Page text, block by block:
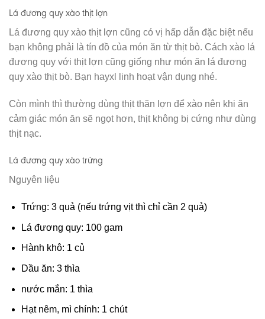
Lá đương quy xào thịt lợn
Lá đương quy xào thịt lợn cũng có vị hấp dẫn đặc biệt nếu
bạn không phải là tín đồ của món ăn từ thịt bò. Cách xào lá
đương quy với thịt lợn cũng giống như món ăn lá đương
quy xào thịt bò. Bạn hayxl linh hoạt vận dụng nhé.
Còn mình thì thường dùng thịt thăn lợn để xào nên khi ăn
cảm giác món ăn sẽ ngọt hơn, thịt không bị cứng như dùng
thịt nạc.
Lá đương quy xào trứng
Nguyên liệu
Trứng: 3 quả (nếu trứng vịt thì chỉ cần 2 quả)
Lá đương quy: 100 gam
Hành khô: 1 củ
Dầu ăn: 3 thìa
nước mắn: 1 thìa
Hạt nêm, mì chính: 1 chút